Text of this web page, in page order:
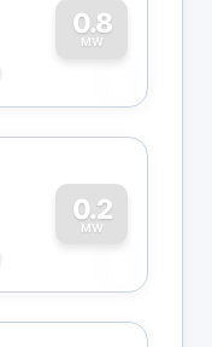
0.8
MW
0
0.2
MW
0